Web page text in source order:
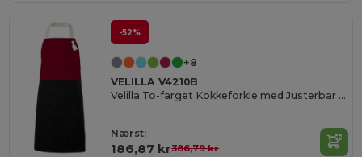
-52%
+8
VELILLA V4210B
Velilla To-farget Kokkeforkle med Justerbar Nakke
Nærst:
186,87 kr386,79 kr